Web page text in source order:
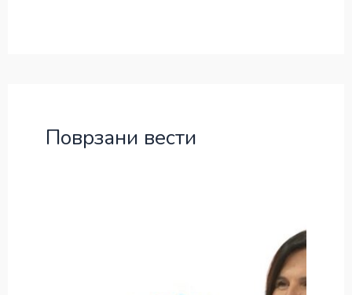
Поврзани вести